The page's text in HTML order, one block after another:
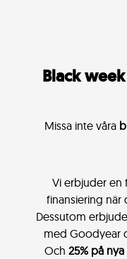
Black
Missa inte våra
Vi erbjuder en
finansiering
Dessutom
med Goodyear
Och 25% på